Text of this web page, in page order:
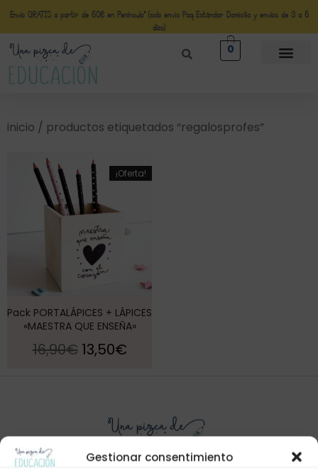
Gestionar consentimiento
Envío GRATIS a partir de 50€ en Península* (solo envio Paq Estándar Domicilio y envíos de 3 a 5
días)
0
inicio / productos etiquetados “regalosprofes”
¡Oferta!
Pack PORTALÁPICES + LÁPICES
«MAESTRA QUE ENSEÑA»
16,90€ 13,50€